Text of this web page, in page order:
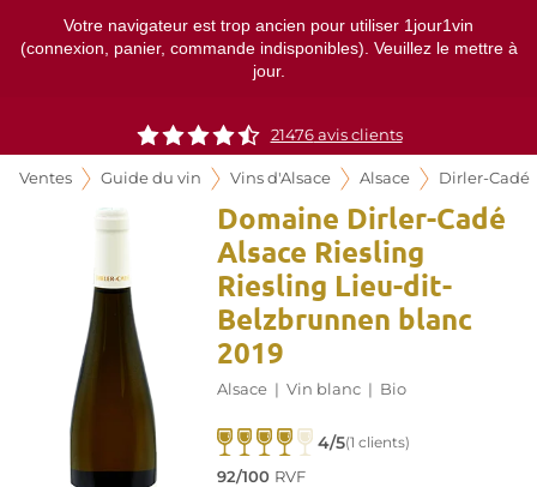
Votre navigateur est trop ancien pour utiliser 1jour1vin
(connexion, panier, commande indisponibles). Veuillez le mettre à
jour.
21476avis clients
Ventes Guide du vin Vins d'Alsace Alsace Dirler-Cadé
Domaine Dirler-Cadé
Alsace Riesling
Riesling Lieu-dit-
Belzbrunnen blanc
2019
Alsace | Vin blanc | Bio
4/5(1 clients)
92/100 RVF